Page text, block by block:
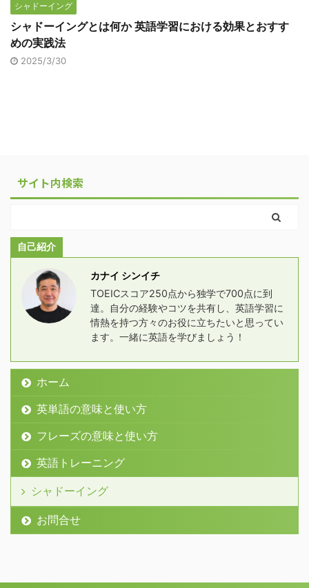
シャドーイング
シャドーイングとは何か 英語学習における効果とおすす
めの実践法
2025/3/30
サイト内検索
自己紹介
カナイ シンイチ
TOEICスコア250点から独学で700点に到
達。自分の経験やコツを共有し、英語学習に
情熱を持つ方々のお役に立ちたいと思ってい
ます。一緒に英語を学びましょう！
ホーム
英単語の意味と使い方
フレーズの意味と使い方
英語トレーニング
シャドーイング
お問合せ